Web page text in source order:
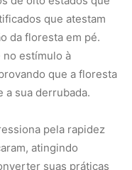
diversifiquem suas
a velha
mostrando que
juntos se houver o